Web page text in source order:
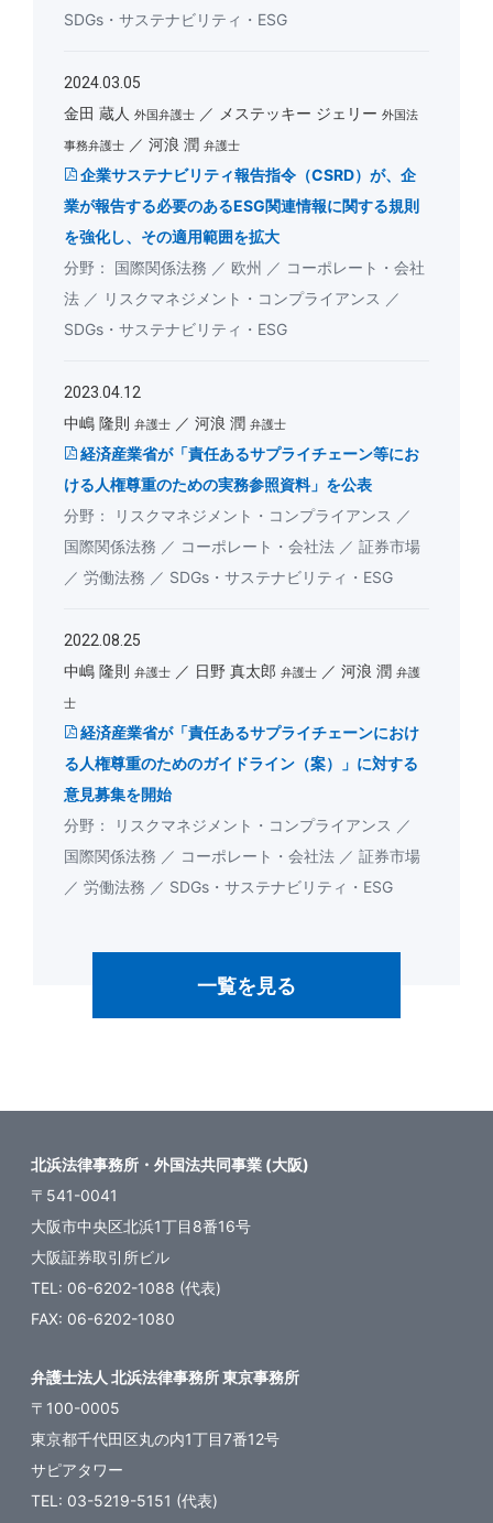
SDGs・サステナビリティ・ESG
2024.03.05
金田 蔵人 外国弁護士 メステッキー ジェリー 外国法
事務弁護士
河浪 潤 弁護士
企業サステナビリティ報告指令（CSRD）が、企
業が報告する必要のあるESG関連情報に関する規則
を強化し、その適用範囲を拡大
国際関係法務
欧州
コーポレート・会社
法
リスクマネジメント・コンプライアンス
SDGs・サステナビリティ・ESG
2023.04.12
中嶋 隆則 弁護士 河浪 潤 弁護士
経済産業省が「責任あるサプライチェーン等にお
ける人権尊重のための実務参照資料」を公表
リスクマネジメント・コンプライアンス
国際関係法務
コーポレート・会社法
証券市場
労働法務
SDGs・サステナビリティ・ESG
2022.08.25
中嶋 隆則 弁護士 日野 真太郎 弁護士 河浪 潤 弁護
士
経済産業省が「責任あるサプライチェーンにおけ
る人権尊重のためのガイドライン（案）」に対する
意見募集を開始
リスクマネジメント・コンプライアンス
国際関係法務
コーポレート・会社法
証券市場
労働法務
SDGs・サステナビリティ・ESG
一覧を見る
北浜法律事務所・外国法共同事業 (大阪)
〒541-0041
大阪市中央区北浜1丁目8番16号
大阪証券取引所ビル
TEL: 06-6202-1088 (代表)
FAX: 06-6202-1080
弁護士法人 北浜法律事務所 東京事務所
〒100-0005
東京都千代田区丸の内1丁目7番12号
サピアタワー
TEL: 03-5219-5151 (代表)